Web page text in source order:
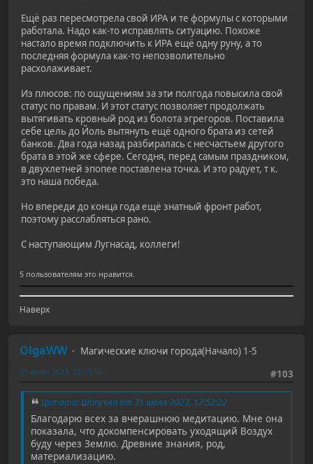
Ещё раз пересмотрела свой ИРА и те формулы с которыми
работала. Надо как-то исправлять ситуацию. Похоже
настало время подключить к ИРА ещё одну руну, а то
последняя формула как-то непозволительно
расхолаживает.
Из плюсов: по ощущениям за эти полгода повысила свой
статус по правам. И этот статус позволяет продолжать
вытягивать кровный род из болота эгрегоров. Поставила
себе цель до Йоль вытянуть ещё одного брата из сетей
банков. Два года назад разбиралась с несчастьем другого
брата в этой же сфере. Сегодня, перед самым праздником,
в двухлетней эпопее поставлена точка. И это радует, т к.
это наша победа.
Но впереди до конца года ещё знатный фронт работ,
поэтому расслабляться рано.
С наступающим Лугнасад, коллеги!
5 пользователям это нравится.
Наверх
OlgaWW
Магические ключи города(Начало) 1-5
#103
31 июля 2023, 22:31:16
Цитата: Шипучка от 31 июля 2023, 17:52:22
Благодарю всех за вчерашнюю медитацию. Мне она
показала, что докомпенсировать уходящий Воздух
буду через Землю. Древние знания, род,
материализацию.